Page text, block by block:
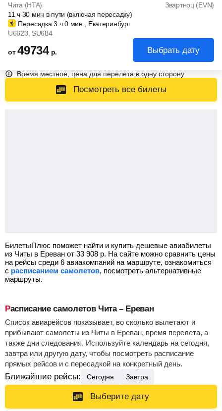
Чита (HTA)
Звартноц (EVN)
11ч30 мин в пути (включая пересадку)
Пересадка 3 ч0 мин , Екатеринбург
U6623 , SU684
от49734 р. Выбрать дату
Время местное, цена для перелета в одну сторону
Посмотреть все билеты
БилетыПлюс поможет найти и купить дешевые авиабилеты
из Читы в Ереван от 33 908 р. На сайте можно сравнить цены
на рейсы среди 6 авиакомпаний на маршруте, ознакомиться
с расписанием самолетов, посмотреть альтернативные
маршруты.
Расписание самолетов Чита – Ереван
Список авиарейсов показывает, во сколько вылетают и
прибывают самолеты из Читы в Ереван, время перелета, а
также дни следования. Используйте календарь на сегодня,
завтра или другую дату, чтобы посмотреть расписание
прямых рейсов и с пересадкой на конкретный день.
Ближайшие рейсы: Сегодня Завтра
Выберите дату